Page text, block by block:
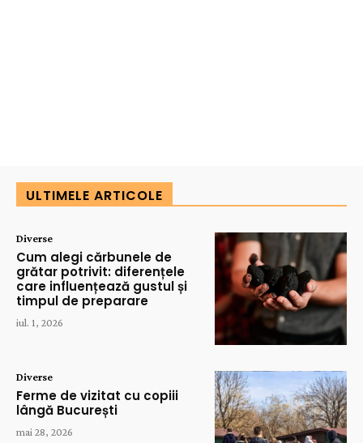
ULTIMELE ARTICOLE
Diverse
Cum alegi cărbunele de
grătar potrivit: diferențele
care influențează gustul și
timpul de preparare
iul. 1, 2026
Diverse
Ferme de vizitat cu copiii
lângă București
mai 28, 2026